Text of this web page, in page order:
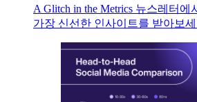
A Glitch in the Metrics 뉴스레터
가장 신선한 인사이트를 받아보